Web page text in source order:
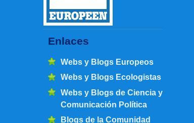
Enlaces
Webs y Blogs Europeos
Webs y Blogs Ecologistas
Webs y Blogs de Ciencia y
Comunicación Política
Blogs de la Comunidad